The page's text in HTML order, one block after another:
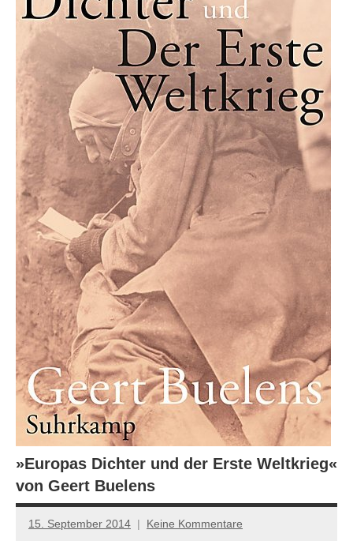
»Europas Dichter und der Erste Weltkrieg«
von Geert Buelens
15. September 2014
Anton
Keine Kommentare